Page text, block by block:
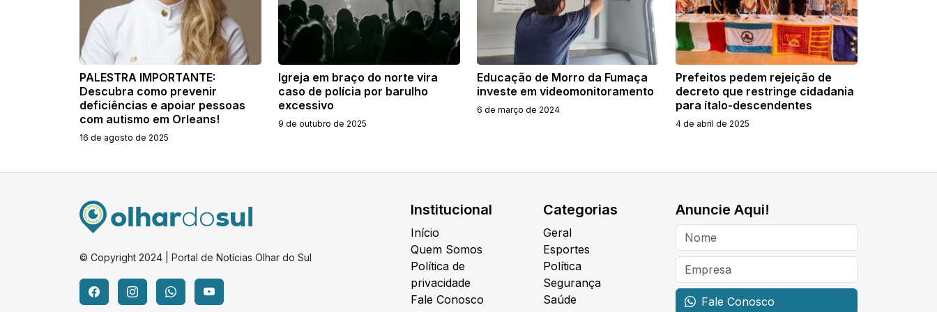
PALESTRA IMPORTANTE:
Descubra como prevenir
deficiências e apoiar pessoas
com autismo em Orleans!
16 de agosto de 2025
Igreja em braço do norte vira
caso de polícia por barulho
excessivo
9 de outubro de 2025
Educação de Morro da Fumaça
investe em videomonitoramento
6 de março de 2024
Prefeitos pedem rejeição de
decreto que restringe cidadania
para ítalo-descendentes
4 de abril de 2025
© Copyright 2024 | Portal de Notícias Olhar do Sul
Institucional
Início
Quem Somos
Política de
privacidade
Fale Conosco
Categorias
Geral
Esportes
Política
Segurança
Saúde
Anuncie Aqui!
Fale Conosco